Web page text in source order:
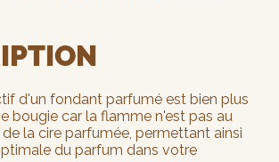
d'un fondant parfumé est bien plus
bougie car la flamme n'est pas au
la cire parfumée, permettant ainsi
du parfum dans votre